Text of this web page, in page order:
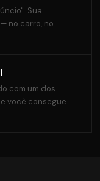
Sua
no carro, no
com um dos
você consegue